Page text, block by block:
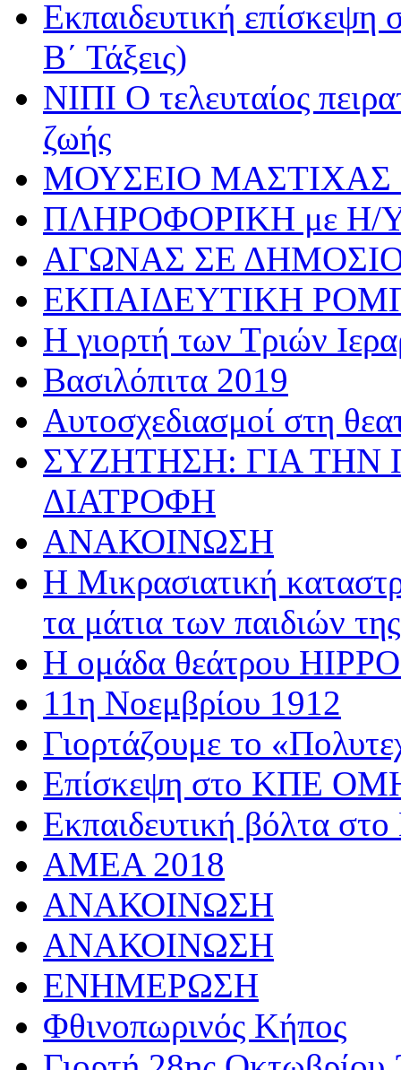
Εκπαιδευτική επίσκεψη
Β΄ Τάξεις)
ΝΙΠΙ Ο τελευταίος
ζωής
ΜΟΥΣΕΙΟ ΜΑΣΤΙΧΑΣ
ΠΛΗΡΟΦΟΡΙΚΗ με Η/
ΑΓΩΝΑΣ ΣΕ
ΕΚΠΑΙΔΕΥΤΙΚΗ
Η γιορτή των Τριών
Βασιλόπιτα 2019
Αυτοσχεδιασμοί στη
ΣΥΖΗΤΗΣΗ: ΓΙΑ ΤΗΝ
ΔΙΑΤΡΟΦΗ
ΑΝΑΚΟΙΝΩΣΗ
Η Μικρασιατική
τα μάτια των παιδιών
Η ομάδα θεάτρου
11η Νοεμβρίου 1912
Γιορτάζουμε το
Επίσκεψη στο ΚΠΕ
Εκπαιδευτική βόλτα
AMEA 2018
ΑΝΑΚΟΙΝΩΣΗ
ΑΝΑΚΟΙΝΩΣΗ
ΕΝΗΜΕΡΩΣΗ
Φθινοπωρινός Κήπος